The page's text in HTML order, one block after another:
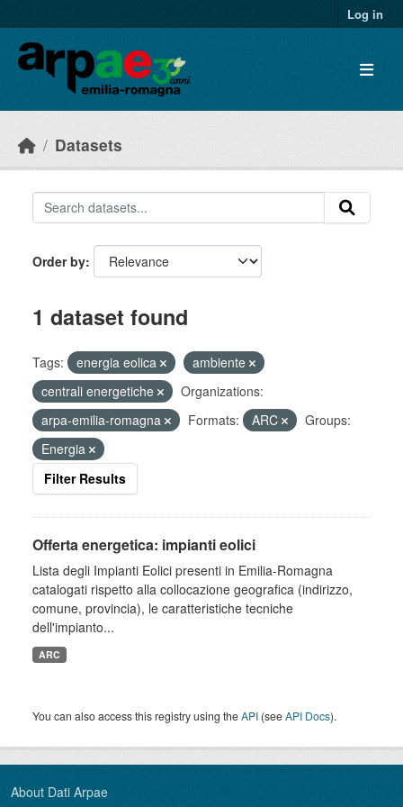
Log in
Datasets
Order by
1 dataset found
Tags: energia eolica
ambiente
centrali energetiche
Organizations:
arpa-emilia-romagna
Formats: ARC
Groups:
Energia
Filter Results
Offerta energetica: impianti eolici
Lista degli Impianti Eolici presenti in Emilia-Romagna
catalogati rispetto alla collocazione geografica (indirizzo,
comune, provincia), le caratteristiche tecniche
dell'impianto...
ARC
You can also access this registry using theAPI (seeAPI Docs).
About Dati Arpae